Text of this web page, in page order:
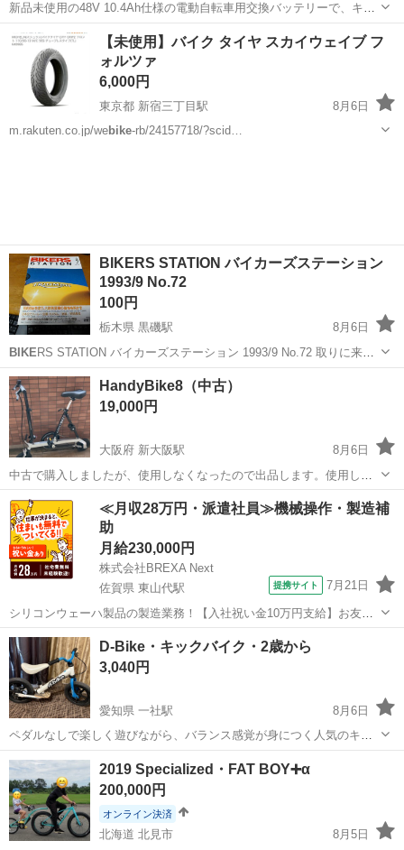
新品未使用の48V 10.4Ah仕様の電動自転車用交換バッテリーで、キー
ロック機構と持ち運びに便利なハンドルを備えた実用的なモデルで
す。 - モデル: DCH006 - 電圧: 48V - 容量: 10.4Ah - 寸法:...
岡山 岡山市 電動アシスト自転車
【未使用】バイク タイヤ スカイウェイブ フ
ォルツァ
6,000円
東京都 新宿三丁目駅
8月6日
m.rakuten.co.jp/webike-rb/24157718/?scid…
BIKERS STATION バイカーズステーション
1993/9 No.72
100円
栃木県 黒磯駅
8月6日
BIKE RS STATION バイカーズステーション 1993/9 No.72 取りに来て
くれる方のみとさせていただきます。 よろしくおねがいします。 現状
渡しです 神経質な方、こだわりのある...
栃木 那須郡
HandyBike8（中古）
19,000円
大阪府 新大阪駅
8月6日
中古で購入しましたが、使用しなくなったので出品します。使用して
いたので傷や汚れはそれなりにあります。確認したところ、後輪の方
がパンクしていました。また整備は最近していませんので、その他に
もパンクしていたり何か損傷しているかも...
大阪 大阪市 新大阪駅 折りたたみ自転車 それなり
≪月収28万円・派遣社員≫機械操作・製造補
助
月給230,000円
株式会社BREXA Next
佐賀県 東山代駅
提携サイト 7月21日
シリコンウェーハ製品の製造業務！【入社祝い金10万円支給】お友達
やカップルとの応募OK◎年間休日129日＆休出なしでプライベート充
実♪業務はクリーンルームで快適作業◎自社正社員登用制度あり★1食
300円～の格安食堂あり！《佐...
佐賀 伊万里市 東山代駅 その他
D-Bike・キックバイク・2歳から
3,040円
愛知県 一社駅
8月6日
ペダルなしで楽しく遊びながら、バランス感覚が身につく人気のキッ
クバイクです。 軽量アルミフレームを採用しているため、お子さまで
も扱いやすく、自転車デビュー前の練習におすすめです。 ブレーキ付
きで、安全性にも配慮されたモデ...
愛知 名古屋市
2019 Specialized・FAT BOY➕α
200,000円
オンライン決済
北海道 北見市
8月5日